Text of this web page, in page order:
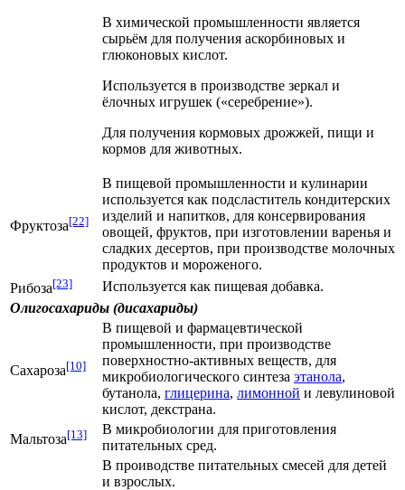
В химической промышленности является
сырьём для получения аскорбиновых и
глюконовых кислот.
Используется в производстве зеркал и
ёлочных игрушек («серебрение»).
Для получения кормовых дрожжей, пищи и
кормов для животных.
Фруктоза[22]
В пищевой промышленности и кулинарии
используется как подсластитель кондитерских
изделий и напитков, для консервирования
овощей, фруктов, при изготовлении варенья и
сладких десертов, при производстве молочных
продуктов и мороженого.
Рибоза[23]
Используется как пищевая добавка.
Олигосахариды (дисахариды)
Сахароза[10]
В пищевой и фармацевтической
промышленности, при производстве
поверхностно-активных веществ, для
микробиологического синтеза этанола,
бутанола, глицерина, лимонной и левулиновой
кислот, декстрана.
Мальтоза[13]
В микробиологии для приготовления
питательных сред.
В проиводстве питательных смесей для детей
и взрослых.